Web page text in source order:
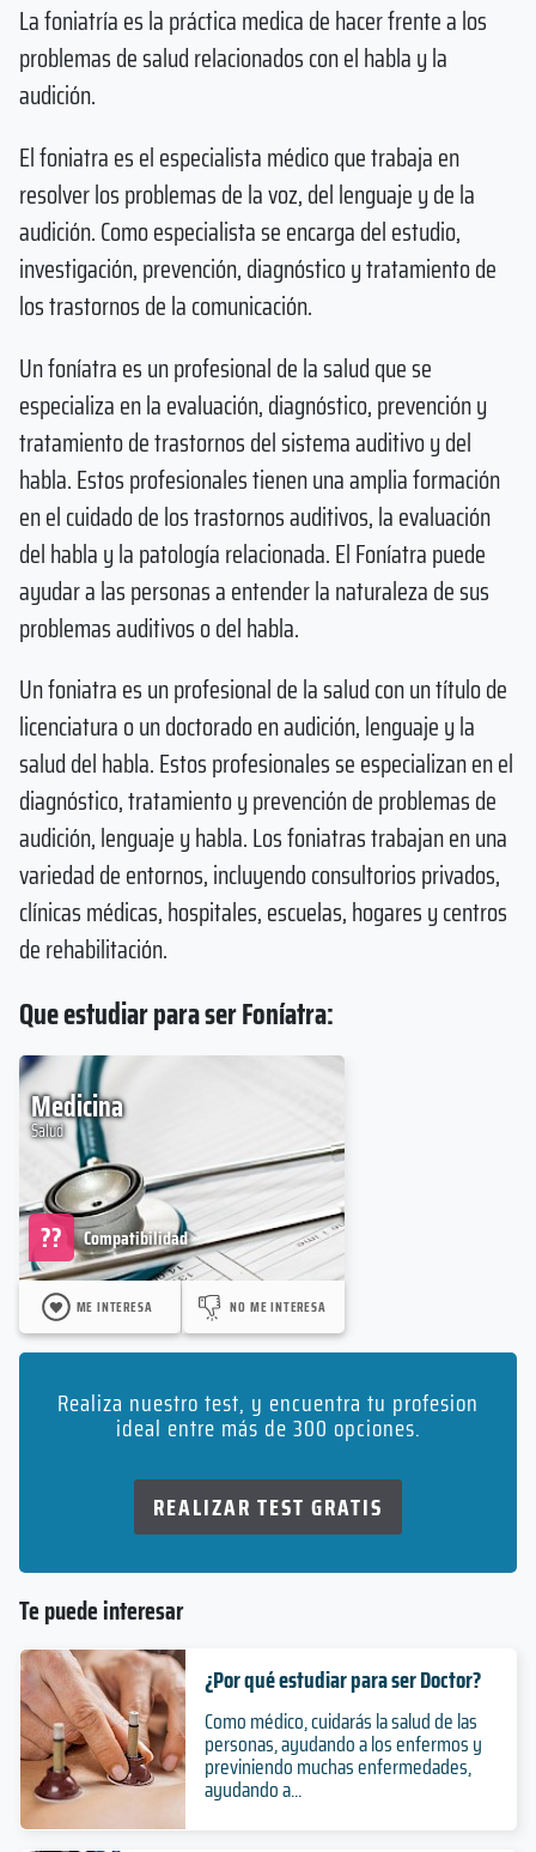
La foniatría es la práctica medica de hacer frente a los
problemas de salud relacionados con el habla y la
audición.
El foniatra es el especialista médico que trabaja en
resolver los problemas de la voz, del lenguaje y de la
audición. Como especialista se encarga del estudio,
investigación, prevención, diagnóstico y tratamiento de
los trastornos de la comunicación.
Un foníatra es un profesional de la salud que se
especializa en la evaluación, diagnóstico, prevención y
tratamiento de trastornos del sistema auditivo y del
habla. Estos profesionales tienen una amplia formación
en el cuidado de los trastornos auditivos, la evaluación
del habla y la patología relacionada. El Foníatra puede
ayudar a las personas a entender la naturaleza de sus
problemas auditivos o del habla.
Un foniatra es un profesional de la salud con un título de
licenciatura o un doctorado en audición, lenguaje y la
salud del habla. Estos profesionales se especializan en el
diagnóstico, tratamiento y prevención de problemas de
audición, lenguaje y habla. Los foniatras trabajan en una
variedad de entornos, incluyendo consultorios privados,
clínicas médicas, hospitales, escuelas, hogares y centros
de rehabilitación.
Que estudiar para ser Foníatra:
Medicina
Salud
Compatibilidad
??
ME INTERESA NO ME INTERESA
Realiza nuestro test, y encuentra tu profesion
ideal entre más de 300 opciones.
REALIZAR TEST GRATIS
Te puede interesar
¿Por qué estudiar para ser Doctor?
Como médico, cuidarás la salud de las
personas, ayudando a los enfermos y
previniendo muchas enfermedades,
ayudando a...